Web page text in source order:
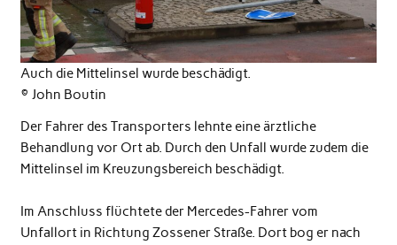
Auch die Mittelinsel wurde beschädigt.
© John Boutin
Der Fahrer des Transporters lehnte eine ärztliche
Behandlung vor Ort ab. Durch den Unfall wurde zudem die
Mittelinsel im Kreuzungsbereich beschädigt.
Im Anschluss flüchtete der Mercedes-Fahrer vom
Unfallort in Richtung Zossener Straße. Dort bog er nach